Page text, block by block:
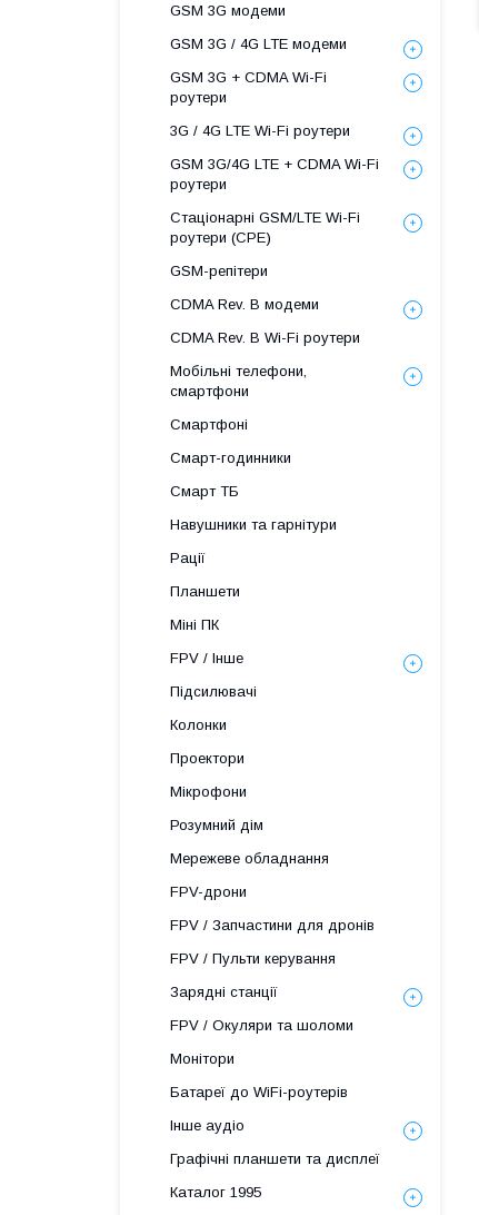
GSM 3G модеми
GSM 3G / 4G LTE модеми
GSM 3G + CDMA Wi-Fi
роутери
3G / 4G LTE Wi-Fi роутери
GSM 3G/4G LTE + CDMA Wi-Fi
роутери
Стаціонарні GSM/LTE Wi-Fi
роутери (CPE)
GSM-репітери
CDMA Rev. B модеми
CDMA Rev. B Wi-Fi роутери
Мобільні телефони,
смартфони
Смартфоні
Смарт-годинники
Смарт ТБ
Навушники та гарнітури
Рації
Планшети
Міні ПК
FPV / Інше
Підсилювачі
Колонки
Проектори
Мікрофони
Розумний дім
Мережеве обладнання
FPV-дрони
FPV / Запчастини для дронів
FPV / Пульти керування
Зарядні станції
FPV / Окуляри та шоломи
Монітори
Батареї до WiFi-роутерів
Інше аудіо
Графічні планшети та дисплеї
Каталог 1995